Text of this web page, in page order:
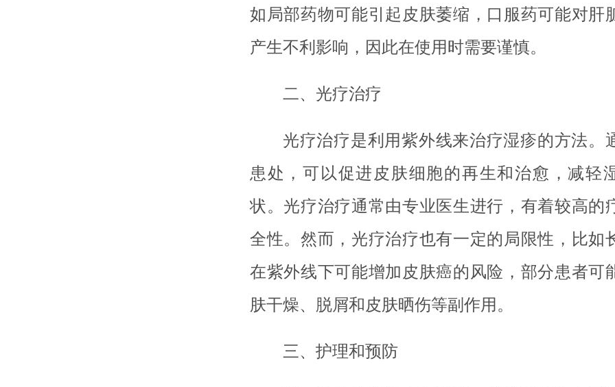
如局部药物可能引起皮肤萎缩，口服药可能对肝
产生不利影响，因此在使用时需要谨慎。
二、光疗治疗
光疗治疗是利用紫外线来治疗湿疹的方法。
患处，可以促进皮肤细胞的再生和治愈，减轻
状。光疗治疗通常由专业医生进行，有着较高的
全性。然而，光疗治疗也有一定的局限性，比如
在紫外线下可能增加皮肤癌的风险，部分患者可
肤干燥、脱屑和皮肤晒伤等副作用。
三、护理和预防